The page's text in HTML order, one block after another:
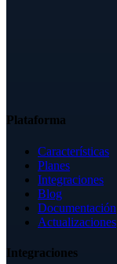
Plataforma
Características
Planes
Integraciones
Blog
Documentación
Actualizaciones
Integraciones